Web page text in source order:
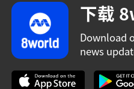
下载
Download
news